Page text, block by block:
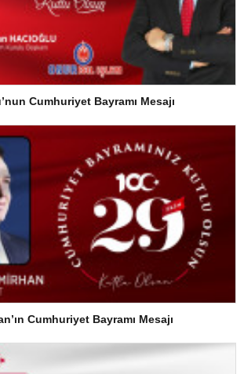
Cumhuriyet Bayramı Mesajı
Cumhuriyet Bayramı Mesajı